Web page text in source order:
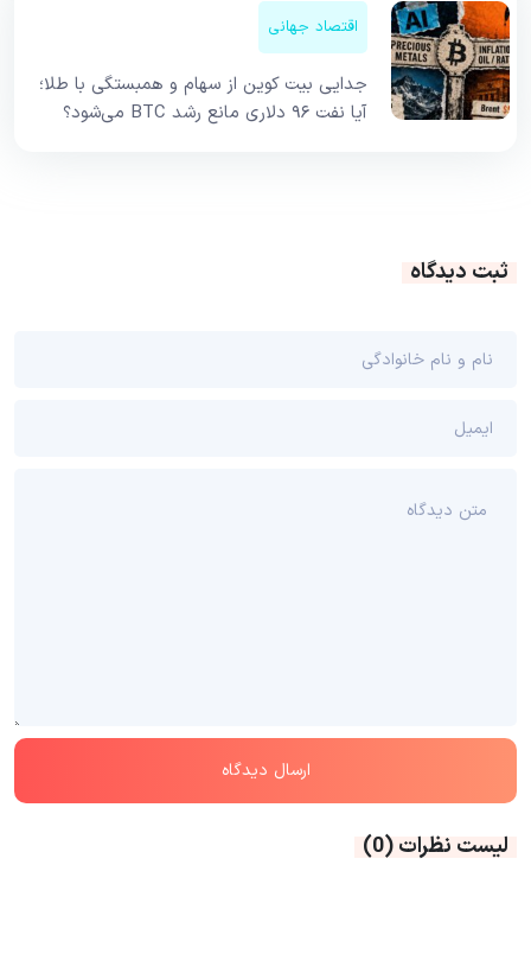
اقتصاد جهانی
جدایی بیت کوین از سهام و همبستگی با طلا؛
آیا نفت ۹۶ دلاری مانع رشد BTC می‌شود؟
ثبت دیدگاه
لیست نظرات(0)